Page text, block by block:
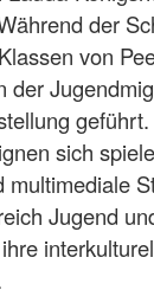
der
von
der
sich
multimediale
Jugend